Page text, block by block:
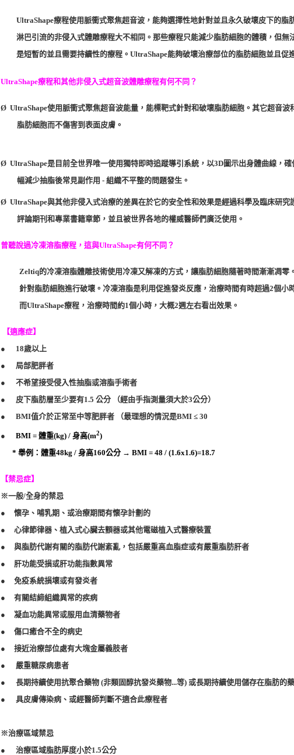
UltraShape療程使用脈衝式聚焦超音波，能夠選擇性地針對並且永久破壞皮下的脂
淋巴引流的非侵入式體雕療程大不相同。那些療程只能減少脂肪細胞的體積，但無
是短暫的並且需要持續性的療程。UltraShape能夠破壞治療部位的脂肪細胞並且促
UltraShape療程和其他非侵入式超音波體雕療程有何不同？
Ø UltraShape使用脈衝式聚焦超音波能量，能標靶式針對和破壞脂肪細胞。其它超音
脂肪細胞而不傷害到表面皮膚。
Ø UltraShape是目前全世界唯一使用獨特即時追蹤導引系統，以3D圖示出身體曲線，
幅減少抽脂後常見副作用 - 組織不平整的問題發生。
Ø UltraShape與其他非侵入式治療的差異在於它的安全性和效果是經過科學及臨床研
評論期刊和專業書籍章節，並且被世界各地的權威醫師們廣泛使用。
曾聽說過冷凍溶脂療程，這與UltraShape有何不同？
Zeltiq的冷凍溶脂體雕技術使用冷凍又解凍的方式，讓脂肪細胞隨著時間漸漸凋零
針對脂肪細胞進行破壞。冷凍溶脂是利用促進發炎反應，治療時間有時超過2個小
而UltraShape療程，治療時間約1個小時，大概2週左右看出效果。
【適應症】
● 18歲以上
● 局部肥胖者
● 不希望接受侵入性抽脂或溶脂手術者
● 皮下脂肪層至少要有1.5 公分 （經由手指測量須大於3公分）
● BMI值介於正常至中等肥胖者 （最理想的情況是BMI ≤ 30
● BMI = 體重(kg) / 身高(m2)
* 舉例：體重48kg / 身高160公分 → BMI = 48 / (1.6x1.6)=18.7
【禁忌症】
※一般/全身的禁忌
● 懷孕、哺乳期、或治療期間有懷孕計劃的
● 心律節律器、植入式心臟去顫器或其他電磁植入式醫療裝置
● 與脂肪代謝有關的脂肪代謝紊亂，包括嚴重高血脂症或有嚴重脂肪肝者
● 肝功能受損或肝功能指數異常
● 免疫系統損壞或有發炎者
● 有關結締組織異常的疾病
● 凝血功能異常或服用血清藥物者
● 傷口癒合不全的病史
● 接近治療部位處有大塊金屬義肢者
● 嚴重糖尿病患者
● 長期持續使用抗聚合藥物 (非類固醇抗發炎藥物...等) 或長期持續使用儲存在脂肪的藥
● 具皮膚傳染病、或經醫師判斷不適合此療程者
※治療區域禁忌
● 治療區域脂肪厚度小於1.5公分